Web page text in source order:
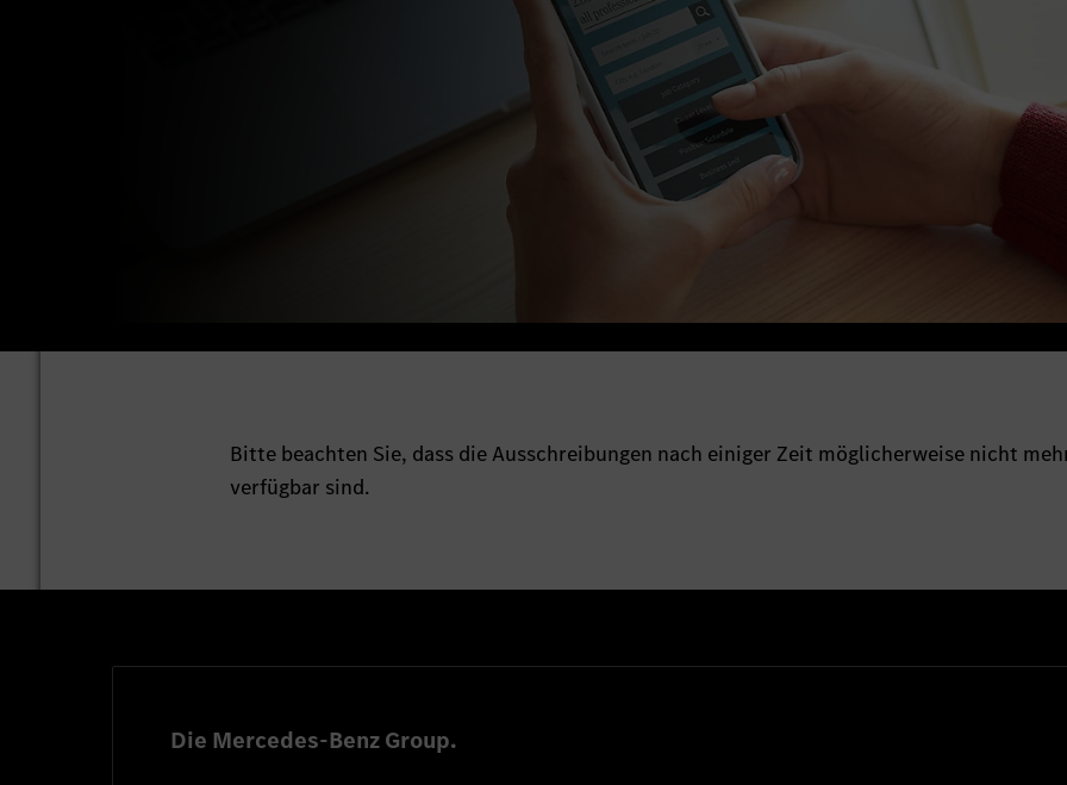
Bitte beachten Sie, dass die Ausschreibungen nach einiger Zeit möglicherweise nicht
verfügbar sind.
Die Mercedes-Benz Group.